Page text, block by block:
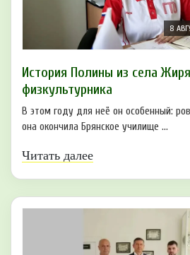
8
История Полины из села
физкультурника
В этом году для неё он особенный:
она окончила Брянское училище ...
Читать далее